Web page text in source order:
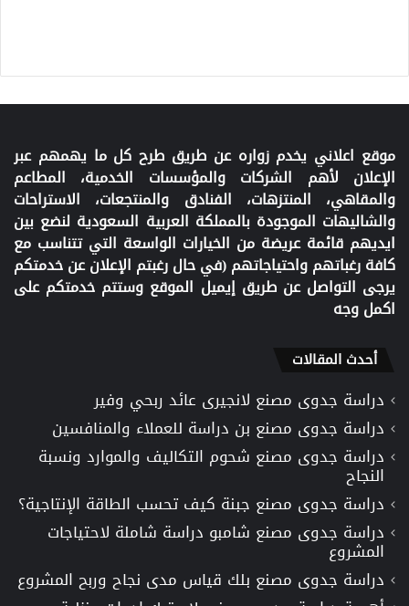
موقع اعلاني يخدم زواره عن طريق طرح كل ما يهمهم عبر
الإعلان لأهم الشركات والمؤسسات الخدمية، المطاعم
والمقاهي، المنتزهات، الفنادق والمنتجعات، الاستراحات
والشاليهات الموجودة بالمملكة العربية السعودية لنضع بين
ايديهم قائمة عريضة من الخيارات الواسعة التي تتناسب مع
كافة رغباتهم واحتياجاتهم (في حال رغبتم الإعلان عن خدمتكم
يرجى التواصل عن طريق إيميل الموقع وستتم خدمتكم على
اكمل وجه
أحدث المقالات
دراسة جدوى مصنع لانجيرى عائد ربحي وفير
دراسة جدوى مصنع بن دراسة للعملاء والمنافسين
دراسة جدوى مصنع شحوم التكاليف والموارد ونسبة
النجاح
دراسة جدوى مصنع جبنة كيف تحسب الطاقة الإنتاجية؟
دراسة جدوى مصنع شامبو دراسة شاملة لاحتياجات
المشروع
دراسة جدوى مصنع بلك قياس مدى نجاح وربح المشروع